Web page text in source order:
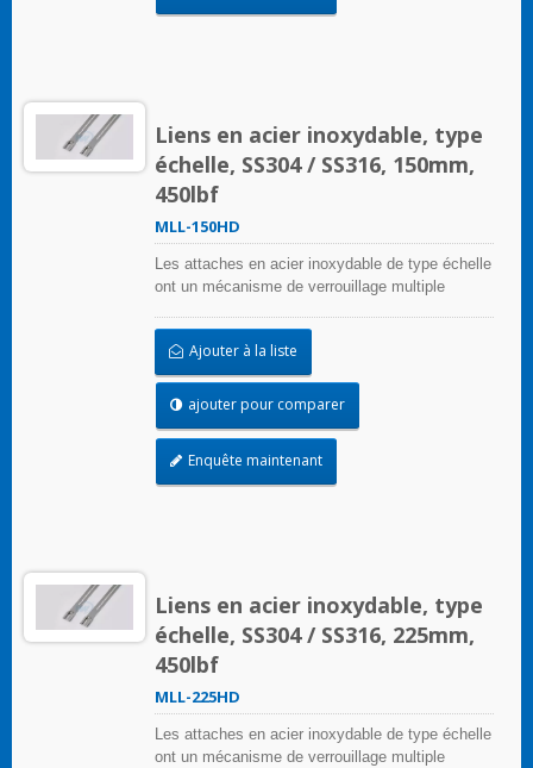
Liens en acier inoxydable, type
échelle, SS304 / SS316, 150mm,
450lbf
MLL-150HD
Les attaches en acier inoxydable de type échelle
ont un mécanisme de verrouillage multiple
appliqué sans outils de sertissage
Ajouter à la liste
ajouter pour comparer
Enquête maintenant
Liens en acier inoxydable, type
échelle, SS304 / SS316, 225mm,
450lbf
MLL-225HD
Les attaches en acier inoxydable de type échelle
ont un mécanisme de verrouillage multiple